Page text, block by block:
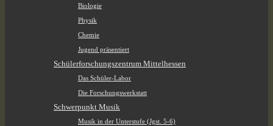
Biologie
Physik
Chemie
Jugend präsentiert
Schülerforschungszentrum Mittelhessen
Das Schüler-Labor
Die Forschungswerkstatt
Schwerpunkt Musik
Musik in der Unterstufe (Jgst. 5-6)